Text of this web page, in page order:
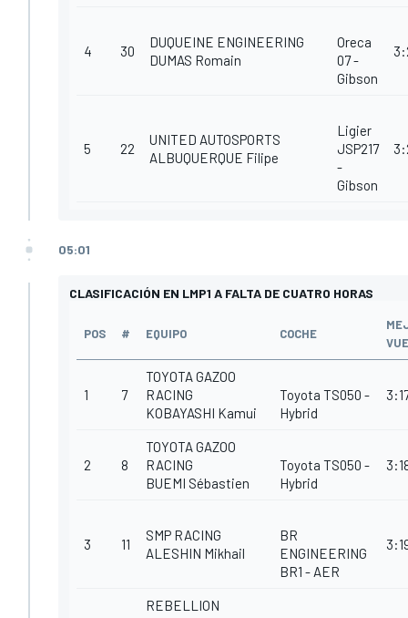
4 30
DUQUEINE ENGINEERING
DUMAS Romain
Oreca
07 -
Gibson
5 22
UNITED AUTOSPORTS
ALBUQUERQUE Filipe
Ligier
JSP217
-
Gibson
05:01
CLASIFICACIÓN EN LMP1 A FALTA DE CUATRO HORAS
POS # EQUIPO COCHE
1 7
TOYOTA GAZOO
RACING
KOBAYASHI Kamui
Toyota TS050 -
Hybrid
2 8
TOYOTA GAZOO
RACING
BUEMI Sébastien
Toyota TS050 -
Hybrid
3 11
SMP RACING
ALESHIN Mikhail
BR
ENGINEERING
BR1 - AER
REBELLION